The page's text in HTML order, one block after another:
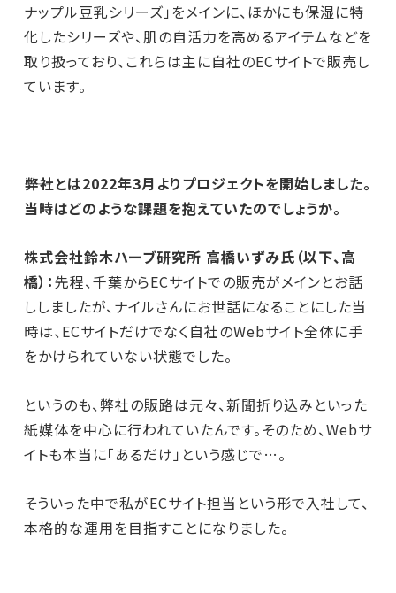
ナップル豆乳シリーズ」をメインに、ほかにも保湿に特
化したシリーズや、肌の自活力を高めるアイテムなどを
取り扱っており、これらは主に自社のECサイトで販売し
ています。
――弊社とは2022年3月よりプロジェクトを開始しました。
当時はどのような課題を抱えていたのでしょうか。
株式会社鈴木ハーブ研究所 高橋いずみ氏（以下、高
橋）：先程、千葉からECサイトでの販売がメインとお話
ししましたが、ナイルさんにお世話になることにした当
時は、ECサイトだけでなく自社のWebサイト全体に手
をかけられていない状態でした。
というのも、弊社の販路は元々、新聞折り込みといった
紙媒体を中心に行われていたんです。そのため、Webサ
イトも本当に「あるだけ」という感じで…。
そういった中で私がECサイト担当という形で入社して、
本格的な運用を目指すことになりました。